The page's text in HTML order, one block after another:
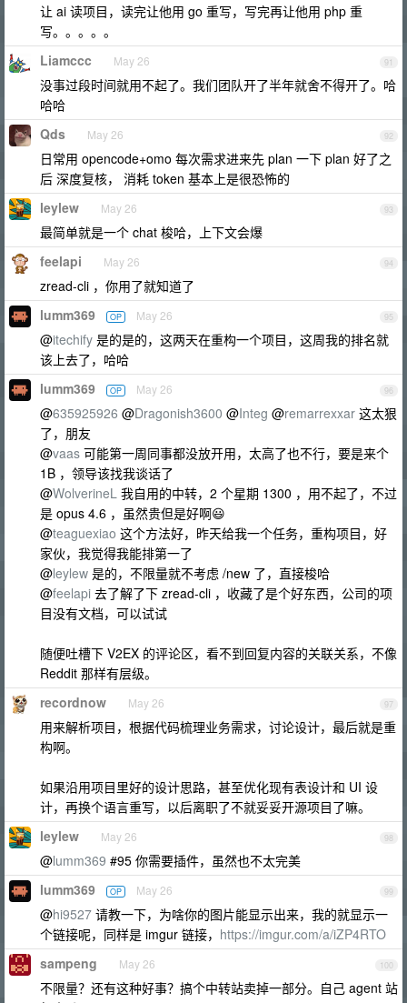
让 ai 读项目，读完让他用 go 重写，写完再让他用 php 重
写。。。。。
91
Liamccc May 26
没事过段时间就用不起了。我们团队开了半年就舍不得开了。哈
哈哈
92
Qds May 26
日常用 opencode+omo 每次需求进来先 plan 一下 plan 好了之
后 深度复核， 消耗 token 基本上是很恐怖的
93
leylew May 26
最简单就是一个 chat 梭哈，上下文会爆
94
feelapi May 26
zread-cli ，你用了就知道了
95
lumm369 OP May 26
@itechify 是的是的，这两天在重构一个项目，这周我的排名就
该上去了，哈哈
96
lumm369 OP May 26
@635925926 @Dragonish3600 @Integ @remarrexxar 这太狠
了，朋友
@vaas 可能第一周同事都没放开用，太高了也不行，要是来个
1B ，领导该找我谈话了
@WolverineL 我自用的中转，2 个星期 1300 ，用不起了，不过
是 opus 4.6 ，虽然贵但是好啊😃
@teaguexiao 这个方法好，昨天给我一个任务，重构项目，好
家伙，我觉得我能排第一了
@leylew 是的，不限量就不考虑 /new 了，直接梭哈
@feelapi 去了解了下 zread-cli ，收藏了是个好东西，公司的项
目没有文档，可以试试
随便吐槽下 V2EX 的评论区，看不到回复内容的关联关系，不像
Reddit 那样有层级。
97
recordnow May 26
用来解析项目，根据代码梳理业务需求，讨论设计，最后就是重
构啊。
如果沿用项目里好的设计思路，甚至优化现有表设计和 UI 设
计，再换个语言重写，以后离职了不就妥妥开源项目了嘛。
98
leylew May 26
@lumm369 #95 你需要插件，虽然也不太完美
99
lumm369 OP May 26
@hi9527 请教一下，为啥你的图片能显示出来，我的就显示一
个链接呢，同样是 imgur 链接， https://imgur.com/a/iZP4RTO
100
sampeng May 26
不限量？还有这种好事？搞个中转站卖掉一部分。自己 agent 站